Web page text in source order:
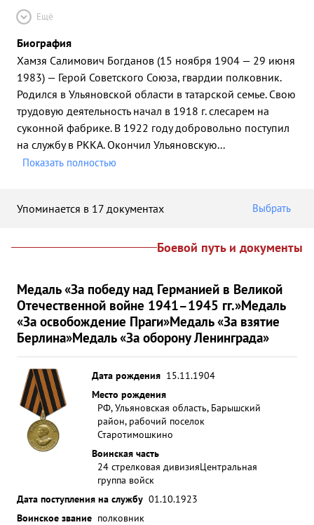
Ещё
Биография
Хамзя Салимович Богданов (15 ноября 1904 — 29 июня
1983) — Герой Советского Союза, гвардии полковник.
Родился в Ульяновской области в татарской семье. Свою
трудовую деятельность начал в 1918 г. слесарем на
суконной фабрике. В 1922 году добровольно поступил
на службу в РККА. Окончил Ульяновскую...
Показать полностью
Упоминается в 17 документах Выбрать
Боевой путь и документы
Медаль «За победу над Германией в Великой
Отечественной войне 1941–1945 гг.»Медаль
«За освобождение Праги»Медаль «За взятие
Берлина»Медаль «За оборону Ленинграда»
Дата рождения 15.11.1904
Место рождения
РФ, Ульяновская область, Барышский
район, рабочий поселок
Старотимошкино
Воинская часть
24 стрелковая дивизияЦентральная
группа войск
Дата поступления на службу 01.10.1923
Воинское звание полковник